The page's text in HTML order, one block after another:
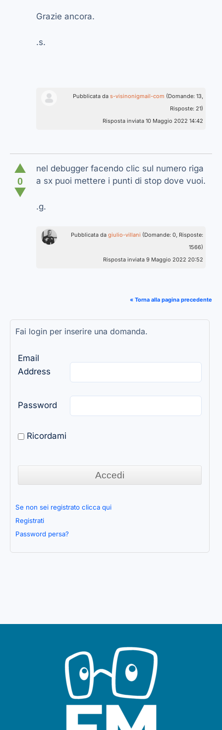
Grazie ancora.
.s.
Pubblicata da s-visinonigmail-com (Domande: 13,
Risposte: 21)
Risposta inviata 10 Maggio 2022 14:42
▲
0
▼
nel debugger facendo clic sul numero riga
a sx puoi mettere i punti di stop dove vuoi.
.g.
Pubblicata da giulio-villani (Domande: 0, Risposte:
1566)
Risposta inviata 9 Maggio 2022 20:52
« Torna alla pagina precedente
Fai login per inserire una domanda.
Email
Address
Password
Ricordami
Se non sei registrato clicca qui
Registrati
Password persa?